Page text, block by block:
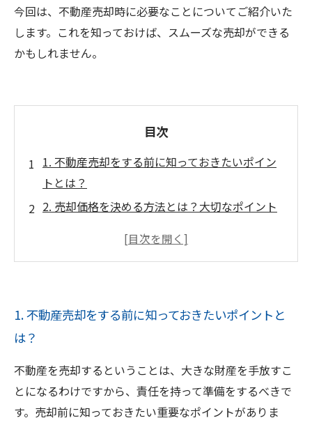
今回は、不動産売却時に必要なことについてご紹介いた
します。これを知っておけば、スムーズな売却ができる
かもしれません。
目次
1. 不動産売却をする前に知っておきたいポイン
トとは？
2. 売却価格を決める方法とは？大切なポイント
3. 不動産査定はどうやって行われる？知ってお
却のために
コツをご紹介
1. 不動産売却をする前に知っておきたいポイントと
は？
不動産を売却するということは、大きな財産を手放すこ
とになるわけですから、責任を持って準備をするべきで
す。売却前に知っておきたい重要なポイントがありま